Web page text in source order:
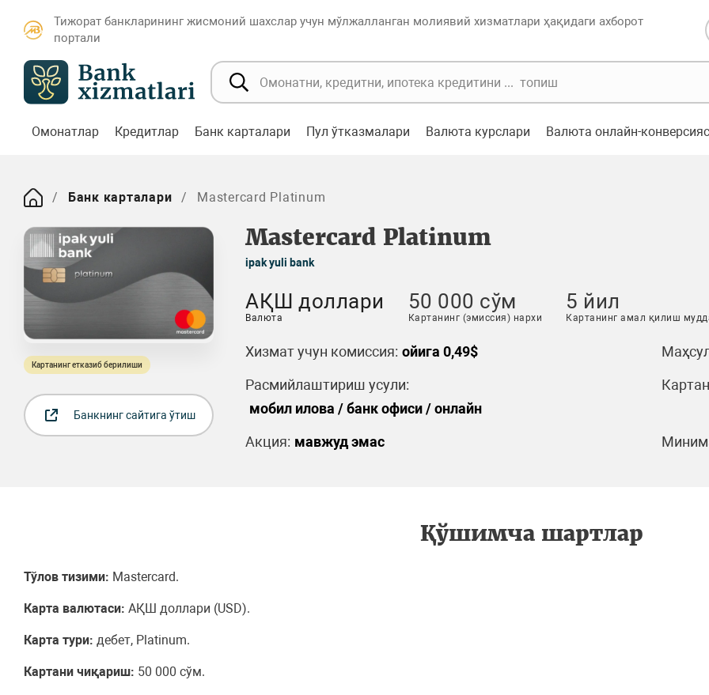
Тижорат банкларининг жисмоний шахслар учун мўлжалланган молиявий хизматлари ҳақидаги ахборот
портали
Омонатлар Кредитлар Банк карталари Пул ўтказмалари Валюта курслари Валюта онлайн-
Банк карталари Mastercard Platinum
Mastercard Platinum
ipak yuli bank
Картанинг етказиб берилиши
Банкнинг сайтига ўтиш
АҚШ доллари
Валюта
50 000 сўм
Картанинг (эмиссия) нархи
5 йил
Картанинг амал қилиш
Хизмат учун комиссия: ойига 0,49$
Расмийлаштириш усули:
мобил илова / банк офиси / онлайн
Акция: мавжуд эмас
Қўшимча шартлар
Тўлов тизими: Mastercard.
Карта валютаси: АҚШ доллари (USD).
Карта тури: дебет, Platinum.
Картани чиқариш: 50 000 сўм.